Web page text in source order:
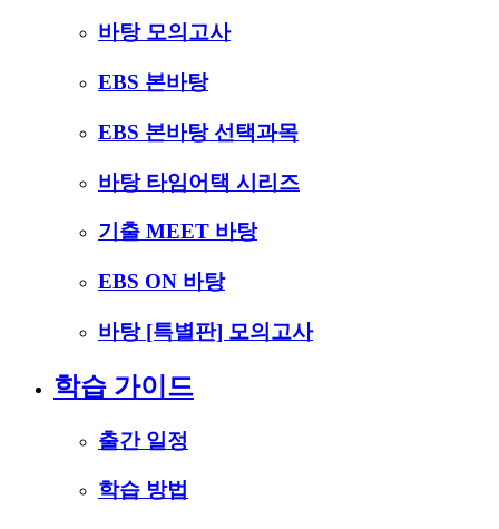
바탕 모의고사
EBS 본바탕
EBS 본바탕 선택과목
바탕 타임어택 시리즈
기출 MEET 바탕
EBS ON 바탕
바탕 [특별판] 모의고사
학습 가이드
출간 일정
학습 방법